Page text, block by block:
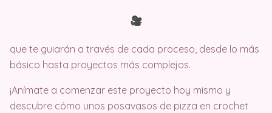
que te guiarán a través de cada proceso, desde lo más
básico hasta proyectos más complejos.
¡Anímate a comenzar este proyecto hoy mismo y
descubre cómo unos posavasos de pizza en crochet